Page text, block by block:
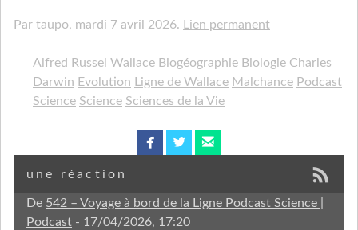
Par taupo, mardi 7 avril 2026. Lien permanent
Alfred Russel Wallace Biogéographie Biologie Charles
Darwin Evolution Ligne de Wallace Malchance Podcast
Science Science Sciences de la Vie
facebook twitterbird email
une réaction
De 542 – Voyage à bord de la Ligne Podcast Science |
Podcast - 17/04/2026, 17:20